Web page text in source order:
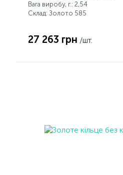
Вага виробу, г.: 2,54
Склад: Золото 585
27 263 грн /шт.